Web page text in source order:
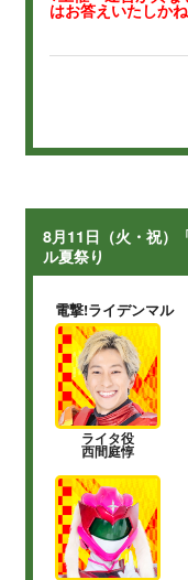
はお答えいたしか
8月11日（火・祝）
ル夏祭り
電撃!ライデンマル
ライタ役
西間庭惇